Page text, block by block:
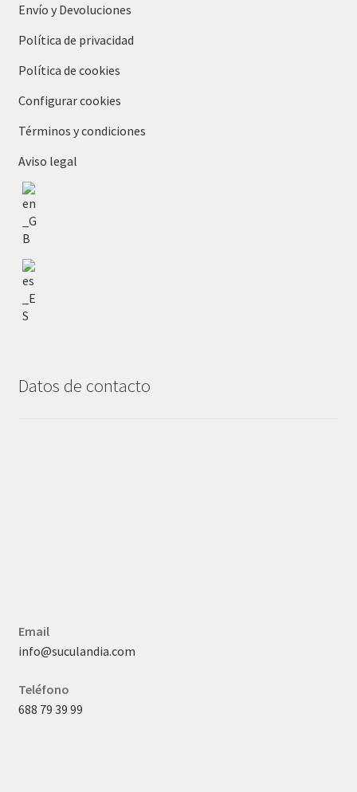
Envío y Devoluciones
Política de privacidad
Política de cookies
Configurar cookies
Términos y condiciones
Aviso legal
Datos de contacto
Email
info@suculandia.com
Teléfono
688 79 39 99